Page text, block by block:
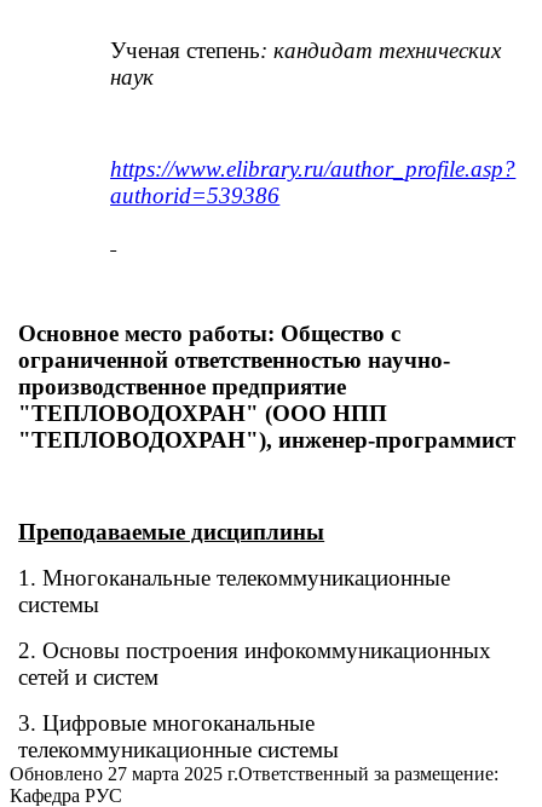
Ученая степень: кандидат технических
наук
https://www.elibrary.ru/author_profile.asp?
authorid=539386
Основное место работы: Общество с
ограниченной ответственностью научно-
производственное предприятие
"ТЕПЛОВОДОХРАН" (ООО НПП
"ТЕПЛОВОДОХРАН"), инженер-программист
Преподаваемые дисциплины
1. Многоканальные телекоммуникационные
системы
2. Основы построения инфокоммуникационных
сетей и систем
3. Цифровые многоканальные
телекоммуникационные системы
Обновлено 27 марта 2025 г.Ответственный за размещение:
Кафедра РУС